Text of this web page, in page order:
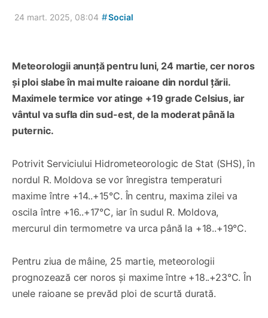
24 mart. 2025, 08:04 #Social
Meteorologii anunță pentru luni, 24 martie, cer noros
și ploi slabe în mai multe raioane din nordul țării.
Maximele termice vor atinge +19 grade Celsius, iar
vântul va sufla din sud-est, de la moderat până la
puternic.
Potrivit Serviciului Hidrometeorologic de Stat (SHS), în
nordul R. Moldova se vor înregistra temperaturi
maxime între +14..+15°C. În centru, maxima zilei va
oscila între +16..+17°C, iar în sudul R. Moldova,
mercurul din termometre va urca până la +18..+19°C.
Pentru ziua de mâine, 25 martie, meteorologii
prognozează cer noros și maxime între +18..+23°C. În
unele raioane se prevăd ploi de scurtă durată.